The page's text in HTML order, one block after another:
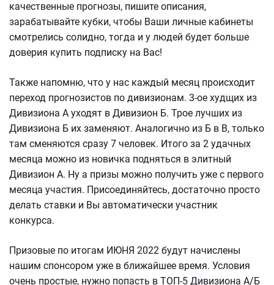
качественные прогнозы, пишите описания,
зарабатывайте кубки, чтобы Ваши личные кабинеты
смотрелись солидно, тогда и у людей будет больше
доверия купить подписку на Вас!
Также напомню, что у нас каждый месяц происходит
переход прогнозистов по дивизионам. 3-ое худщих из
Дивизиона А уходят в Дивизион Б. Трое лучших из
Дивизиона Б их заменяют. Аналогично из Б в В, только
там сменяются сразу 7 человек. Итого за 2 удачных
месяца можно из новичка подняться в элитный
Дивизион А. Ну а призы можно получить уже с первого
месяца участия. Присоединяйтесь, достаточно просто
делать ставки и Вы автоматически участник
конкурса.
Призовые по итогам ИЮНЯ 2022 будут начислены
нашим спонсором уже в ближайшее время. Условия
очень простые, нужно попасть в ТОП-5 Дивизиона А/Б